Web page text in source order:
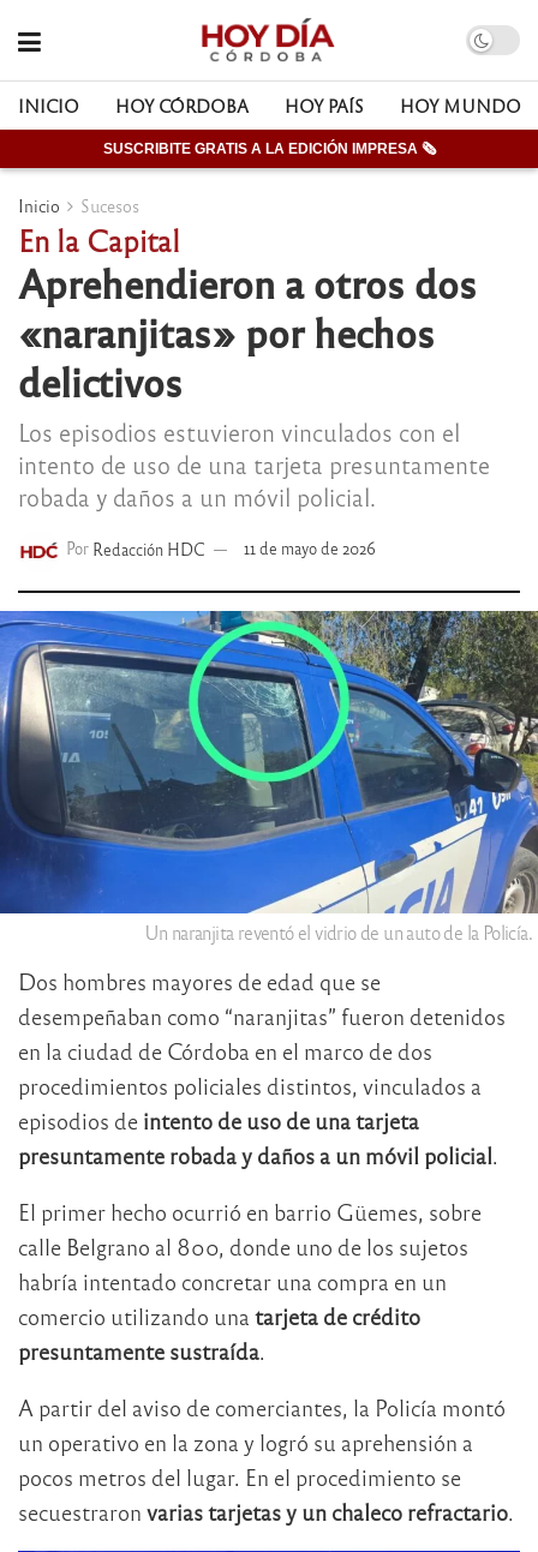
INICIO HOY CÓRDOBA HOY PAÍS HOY MUNDO
SUSCRIBITE GRATIS A LA EDICIÓN IMPRESA 🗞
Inicio Sucesos
En la Capital
Aprehendieron a otros dos
«naranjitas» por hechos
delictivos
Los episodios estuvieron vinculados con el
intento de uso de una tarjeta presuntamente
robada y daños a un móvil policial.
Por Redacción HDC 11 de mayo de 2026
Un naranjita reventó el vidrio de un auto de la Policía.
Dos hombres mayores de edad que se
desempeñaban como “naranjitas” fueron detenidos
en la ciudad de Córdoba en el marco de dos
procedimientos policiales distintos, vinculados a
episodios de intento de uso de una tarjeta
presuntamente robada y daños a un móvil policial.
El primer hecho ocurrió en barrio Güemes, sobre
calle Belgrano al 800, donde uno de los sujetos
habría intentado concretar una compra en un
comercio utilizando una tarjeta de crédito
presuntamente sustraída.
A partir del aviso de comerciantes, la Policía montó
un operativo en la zona y logró su aprehensión a
pocos metros del lugar. En el procedimiento se
secuestraron varias tarjetas y un chaleco refractario.